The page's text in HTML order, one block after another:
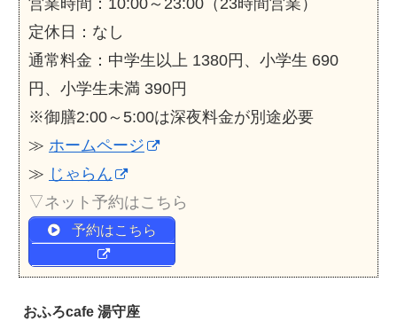
営業時間：10:00～23:00（23時間営業）
定休日：なし
通常料金：中学生以上 1380円、小学生 690
円、小学生未満 390円
※御膳2:00～5:00は深夜料金が別途必要
≫ ホームページ
≫ じゃらん
▽ネット予約はこちら
予約はこちら
おふろcafe 湯守座